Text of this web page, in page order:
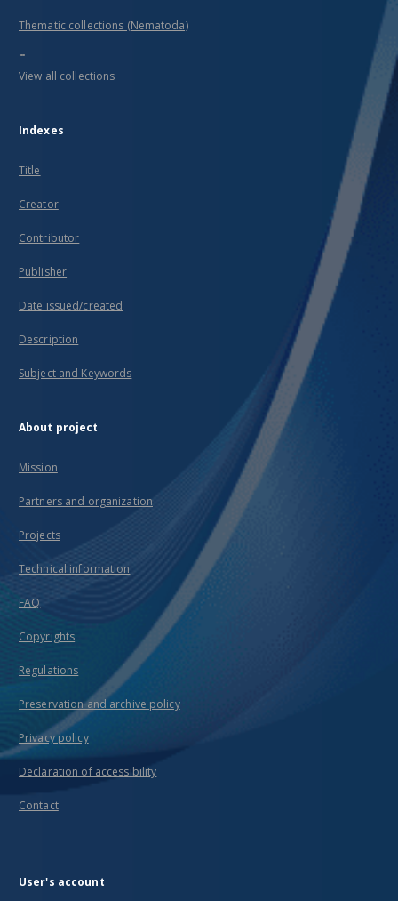
Thematic collections (Nematoda)
...
View all collections
Indexes
Title
Creator
Contributor
Publisher
Date issued/created
Description
Subject and Keywords
About project
Mission
Partners and organization
Projects
Technical information
FAQ
Copyrights
Regulations
Preservation and archive policy
Privacy policy
Declaration of accessibility
Contact
User's account